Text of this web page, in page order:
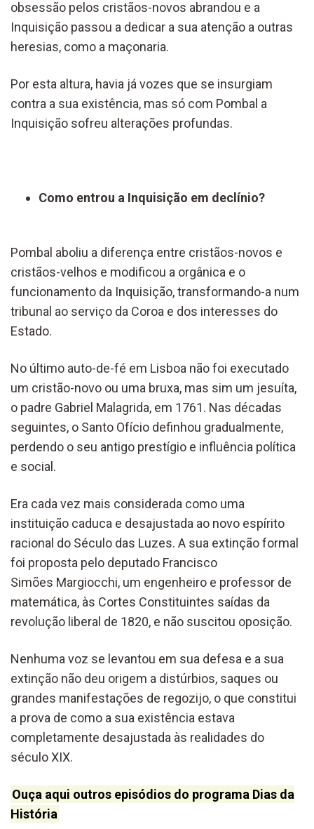
obsessão pelos cristãos-novos abrandou e a
Inquisição passou a dedicar a sua atenção a outras
heresias, como a maçonaria.
Por esta altura, havia já vozes que se insurgiam
contra a sua existência, mas só com Pombal a
Inquisição sofreu alterações profundas.
Como entrou a Inquisição em declínio?
Pombal aboliu a diferença entre cristãos-novos e
cristãos-velhos e modificou a orgânica e o
funcionamento da Inquisição, transformando-a num
tribunal ao serviço da Coroa e dos interesses do
Estado.
No último auto-de-fé em Lisboa não foi executado
um cristão-novo ou uma bruxa, mas sim um jesuíta,
o padre Gabriel Malagrida, em 1761. Nas décadas
seguintes, o Santo Ofício definhou gradualmente,
perdendo o seu antigo prestígio e influência política
e social.
Era cada vez mais considerada como uma
instituição caduca e desajustada ao novo espírito
racional do Século das Luzes. A sua extinção formal
foi proposta pelo deputado Francisco
Simões Margiocchi, um engenheiro e professor de
matemática, às Cortes Constituintes saídas da
revolução liberal de 1820, e não suscitou oposição.
Nenhuma voz se levantou em sua defesa e a sua
extinção não deu origem a distúrbios, saques ou
grandes manifestações de regozijo, o que constitui
a prova de como a sua existência estava
completamente desajustada às realidades do
século XIX.
Ouça aqui outros episódios do programa Dias da
História